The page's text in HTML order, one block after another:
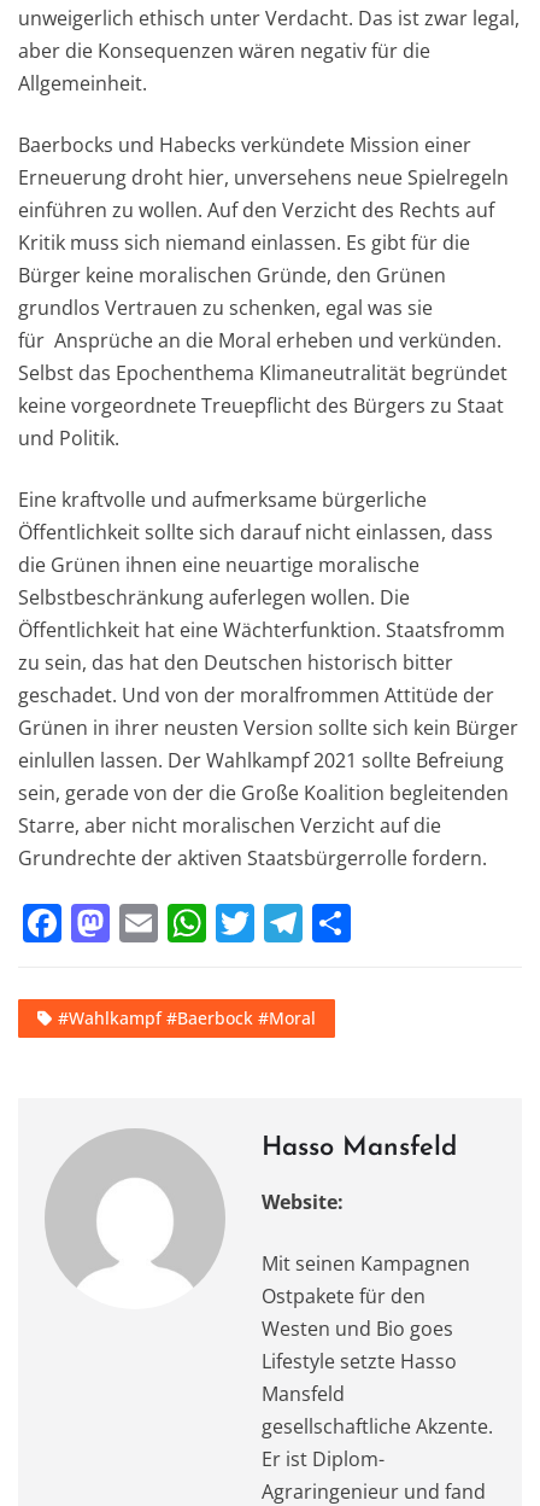
unweigerlich ethisch unter Verdacht. Das ist zwar legal,
aber die Konsequenzen wären negativ für die
Allgemeinheit.
Baerbocks und Habecks verkündete Mission einer
Erneuerung droht hier, unversehens neue Spielregeln
einführen zu wollen. Auf den Verzicht des Rechts auf
Kritik muss sich niemand einlassen. Es gibt für die
Bürger keine moralischen Gründe, den Grünen
grundlos Vertrauen zu schenken, egal was sie
für Ansprüche an die Moral erheben und verkünden.
Selbst das Epochenthema Klimaneutralität begründet
keine vorgeordnete Treuepflicht des Bürgers zu Staat
und Politik.
Eine kraftvolle und aufmerksame bürgerliche
Öffentlichkeit sollte sich darauf nicht einlassen, dass
die Grünen ihnen eine neuartige moralische
Selbstbeschränkung auferlegen wollen. Die
Öffentlichkeit hat eine Wächterfunktion. Staatsfromm
zu sein, das hat den Deutschen historisch bitter
geschadet. Und von der moralfrommen Attitüde der
Grünen in ihrer neusten Version sollte sich kein Bürger
einlullen lassen. Der Wahlkampf 2021 sollte Befreiung
sein, gerade von der die Große Koalition begleitenden
Starre, aber nicht moralischen Verzicht auf die
Grundrechte der aktiven Staatsbürgerrolle fordern.
F
c
e
o
M
st
o
o
E
ai
l
W
at
s
p
T
it
te
T
e
gr
#Wahlkampf #Baerbock #Moral
Hasso Mansfeld
Website:
Mit seinen Kampagnen
Ostpakete für den
Westen und Bio goes
Lifestyle setzte Hasso
Mansfeld
gesellschaftliche Akzente.
Er ist Diplom-
Agraringenieur und fand